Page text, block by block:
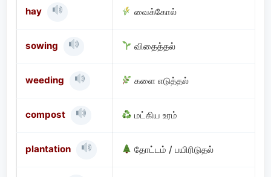
hay வைக்கோல்
sowing விதைத்தல்
weeding களை எடுத்தல்
compost மட்கிய உரம்
plantation தோட்டம் / பயிரிடுதல்